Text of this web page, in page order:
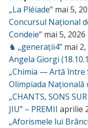
„La Pléiade” mai 5,
Concursul Național
Condeie” mai 5, 2026
♞ „generații4” mai
Angela Giorgi
„Chimia — Artă între
Olimpiada Națională
„CHANTS, SONS
JIU” – PREMII aprilie
„Aforismele lui